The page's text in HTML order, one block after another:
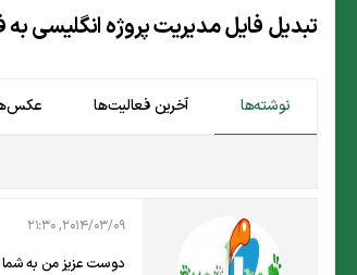
تبدیل فایل مدیریت پروژه انگلیسی به
نوشته‌ها آخرین فعالیت‌ها
2014/03/09, 21:30
دوست عزیز من به شما